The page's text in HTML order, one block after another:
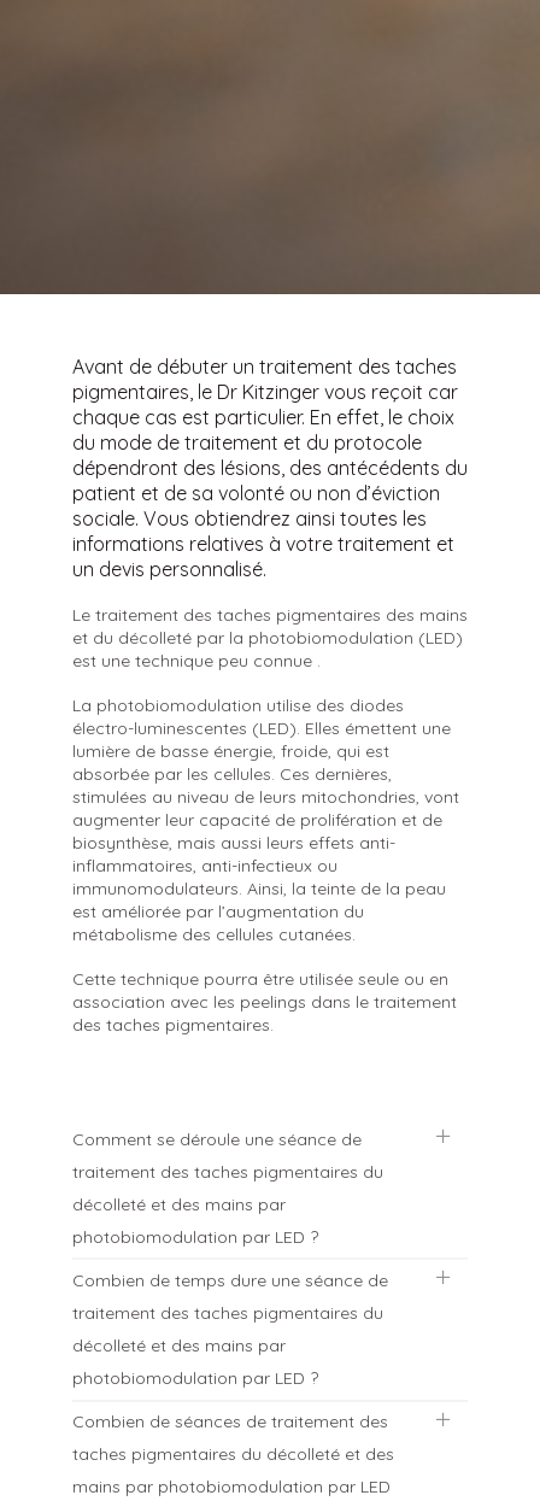
Avant de débuter un traitement des taches
pigmentaires, le Dr Kitzinger vous reçoit car
chaque cas est particulier. En effet, le choix
du mode de traitement et du protocole
dépendront des lésions, des antécédents du
patient et de sa volonté ou non d’éviction
sociale. Vous obtiendrez ainsi toutes les
informations relatives à votre traitement et
un devis personnalisé.
Le traitement des taches pigmentaires des mains
et du décolleté par la photobiomodulation (LED)
est une technique peu connue .
La photobiomodulation utilise des diodes
électro-luminescentes (LED). Elles émettent une
lumière de basse énergie, froide, qui est
absorbée par les cellules. Ces dernières,
stimulées au niveau de leurs mitochondries, vont
augmenter leur capacité de prolifération et de
biosynthèse, mais aussi leurs effets anti-
inflammatoires, anti-infectieux ou
immunomodulateurs. Ainsi, la teinte de la peau
est améliorée par l’augmentation du
métabolisme des cellules cutanées.
Cette technique pourra être utilisée seule ou en
association avec les peelings dans le traitement
des taches pigmentaires.
Comment se déroule une séance de
traitement des taches pigmentaires du
décolleté et des mains par
photobiomodulation par LED ?
Le patient est d’abord pris en photos. Il est
ensuite installé confortablement et ses yeux
sont protégés par des coques. Le panneau
comportant de multiples LEDs est positionné à
une dizaine de centimètres du décolleté ou
lumière est très intense comme en plein soleil,
puis les yeux s’habituent (malgré cette forte
luminosité, les yeux sont parfaitement
protégés par les coques). Le patient ressent
Combien de temps dure une séance de
traitement des taches pigmentaires du
décolleté et des mains par
photobiomodulation par LED ?
La séance dure entre 12 et 20 minutes selon le
protocole choisi.
Combien de séances de traitement des
taches pigmentaires du décolleté et des
mains par photobiomodulation par LED